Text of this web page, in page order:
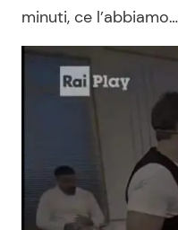
minuti, ce